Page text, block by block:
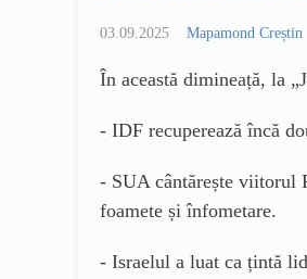
03.09.2025 Mapamond Creștin
În această dimineață, la
- IDF recuperează încă
- SUA cântărește viitorul
foamete și înfometare.
- Israelul a luat ca țintă